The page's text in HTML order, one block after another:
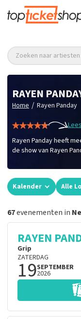
Zoeken naar
RAYEN
Home / Rayen Panday
Rayen Panday heeft
de show van Rayen
Kalender Alle
67evenementen in
RAYEN
Grip
ZATERDAG
19SEPTEMBER
2026